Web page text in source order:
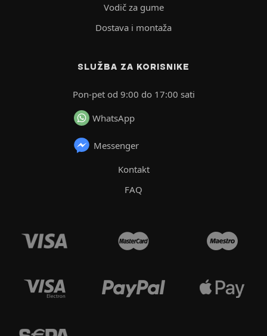
Vodič za gume
Dostava i montaža
SLUŽBA ZA KORISNIKE
Pon-pet od 9:00 do 17:00 sati
WhatsApp
Messenger
Kontakt
FAQ